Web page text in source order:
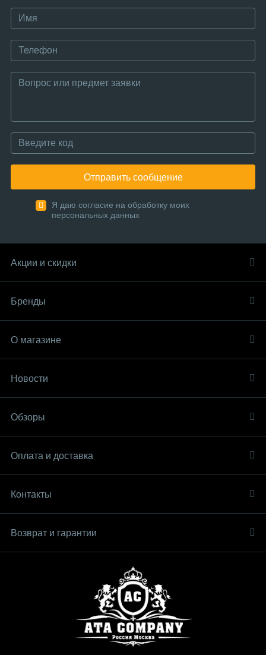
Отправить сообщение
Я даю согласие на обработку моих
персональных данных
Акции и скидки
Бренды
О магазине
Новости
Обзоры
Оплата и доставка
Контакты
Возврат и гарантии